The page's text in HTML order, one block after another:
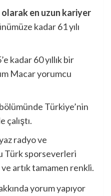
en uzun kariyer
kadar 61 yılı
kadar 60 yıllık bir
Macar yorumcu
Türkiye’nin
çalıştı.
radyo ve
Türk sporseverleri
artık tamamen renkli.